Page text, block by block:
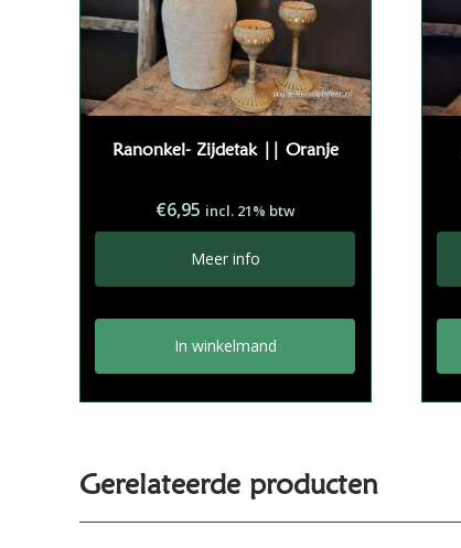
Ranonkel- Zijdetak || Oranje
€6,95 incl. 21% btw
Meer info
In winkelmand
Gerelateerde producten